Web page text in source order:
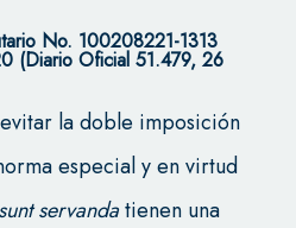
No. 100208221-1313
(Diario Oficial 51.479, 26
la doble imposición
especial y en virtud
servandatienen una